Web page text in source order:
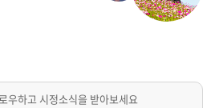
우하고 시정소식을 받아보세요